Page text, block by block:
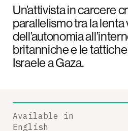
Un’attivista in carcere
parallelismo tra la
dell’autonomia
britanniche e le
Israele a Gaza.
Available in
English